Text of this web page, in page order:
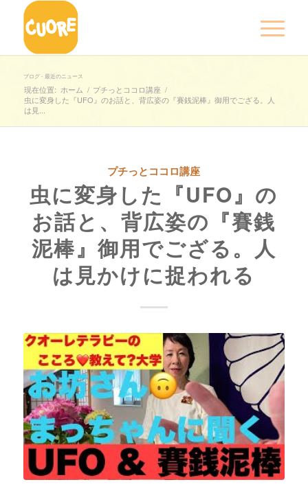
ブログ - 最近のニュース
現在位置: ホーム / プチっとココロ講座 /
虫に変身した『UFO』のお話と、背広姿の『賽銭泥棒』御用でござる。人
は見...
プチっとココロ講座
虫に変身した『UFO』の
お話と、背広姿の『賽銭
泥棒』御用でござる。人
は見かけに捉われる